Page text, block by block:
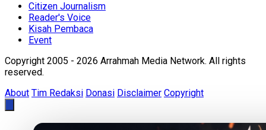
Citizen Journalism
Reader's Voice
Kisah Pembaca
Event
Copyright 2005 - 2026 Arrahmah Media Network. All rights
reserved.
About Tim Redaksi Donasi Disclaimer Copyright